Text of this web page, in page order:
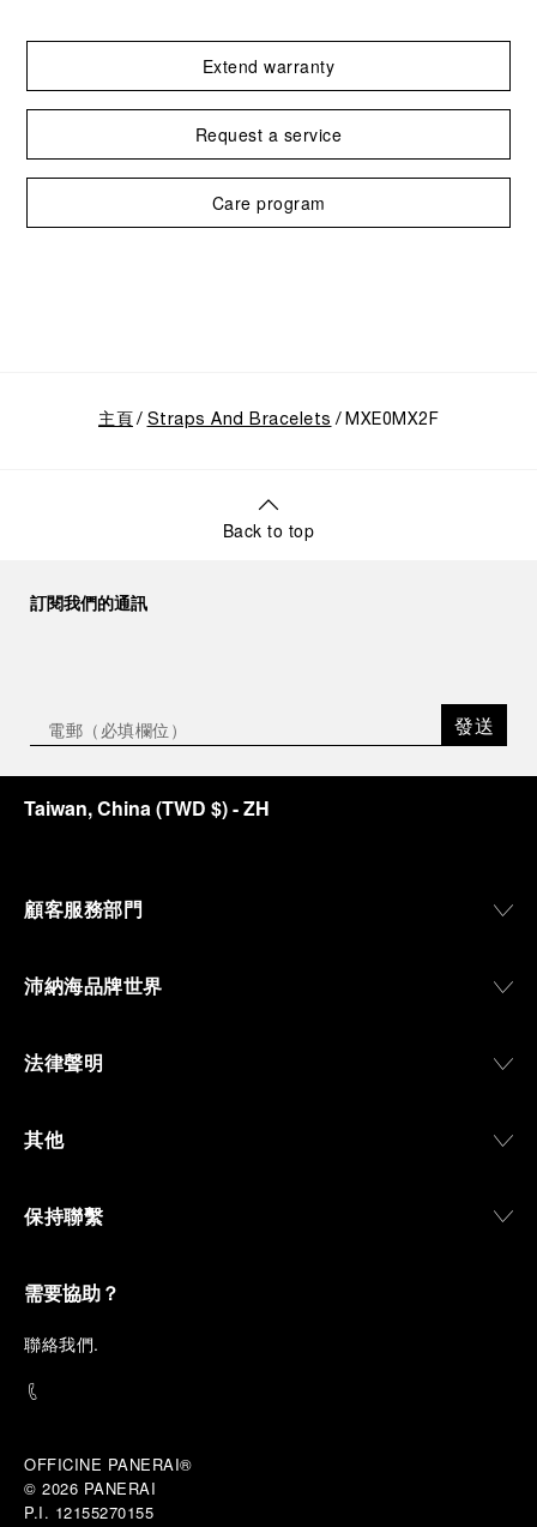
Extend warranty
Request a service
Care program
主頁 Straps And Bracelets MXE0MX2F
Back to top
訂閱我們的通訊
發送
Taiwan, China(TWD $)- ZH
顧客服務部門
沛納海品牌世界
法律聲明
其他
保持聯繫
需要協助？
聯絡我們.
OFFICINE PANERAI®
© 2026 PANERAI
P.I. 12155270155